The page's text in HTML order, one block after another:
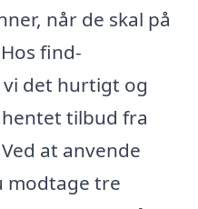
når de skal på
find-
det hurtigt og
tilbud fra
at anvende
modtage tre